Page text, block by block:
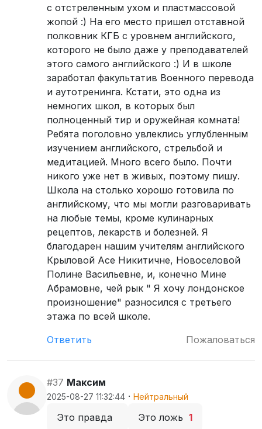
с отстреленным ухом и пластмассовой
жопой :) На его место пришел отставной
полковник КГБ с уровнем английского,
которого не было даже у преподавателей
этого самого английского :) И в школе
заработал факультатив Военного перевода
и аутотренинга. Кстати, это одна из
немногих школ, в которых был
полноценный тир и оружейная комната!
Ребята поголовно увлеклись углубленным
изучением английского, стрельбой и
медитацией. Много всего было. Почти
никого уже нет в живых, поэтому пишу.
Школа на столько хорошо готовила по
английскому, что мы могли разговаривать
на любые темы, кроме кулинарных
рецептов, лекарств и болезней. Я
благодарен нашим учителям английского
Крыловой Асе Никитичне, Новоселовой
Полине Васильевне, и, конечно Мине
Абрамовне, чей рык " Я хочу лондонское
произношение" разносился с третьего
этажа по всей школе.
Ответить
Пожаловаться
#37 Максим
2025-08-27 11:32:44 · Нейтральный
Это правда Это ложь 1